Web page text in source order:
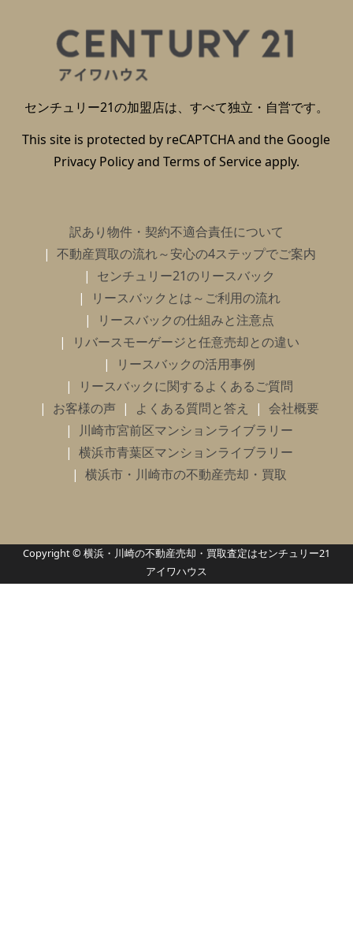
センチュリー21の加盟店は、すべて独立・自営です。
This site is protected by reCAPTCHA and the Google
Privacy Policyand Terms of Serviceapply.
訳あり物件・契約不適合責任について
不動産買取の流れ～安心の4ステップでご案内
センチュリー21のリースバック
リースバックとは～ご利用の流れ
リースバックの仕組みと注意点
リバースモーゲージと任意売却との違い
リースバックの活用事例
リースバックに関するよくあるご質問
お客様の声
よくある質問と答え
会社概要
川崎市宮前区マンションライブラリー
横浜市青葉区マンションライブラリー
横浜市・川崎市の不動産売却・買取
Copyright © 横浜・川崎の不動産売却・買取査定はセンチュリー21
アイワハウス